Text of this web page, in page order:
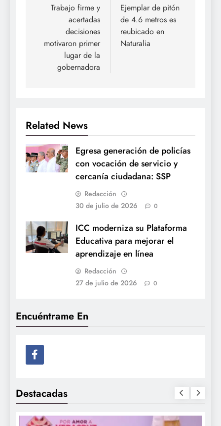
Encuéntrame En
Destacadas
entradas
Trabajo firme y
acertadas
decisiones
motivaron primer
lugar de la
gobernadora
Ejemplar de pitón
de 4.6 metros es
reubicado en
Naturalia
Related News
Egresa generación de policías
con vocación de servicio y
cercanía ciudadana: SSP
Redacción
30 de julio de 2026
0
ICC moderniza su Plataforma
Educativa para mejorar el
aprendizaje en línea
Redacción
27 de julio de 2026
0